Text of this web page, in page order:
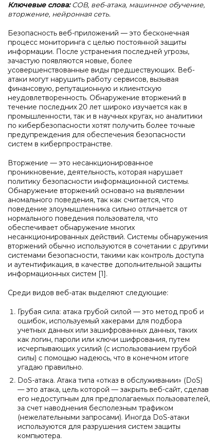
Ключевые слова:СОВ, веб-атака, машинное обучение,
вторжение, нейронная сеть.
Безопасность веб-приложений — это бесконечная
процесс мониторинга с целью постоянной защиты
информации. После устранения последней угрозы,
зачастую появляются новые, более
усовершенствованные виды предшествующих. Веб-
атаки могут нарушить работу сервисов, вызывая
финансовую, репутационную и клиентскую
неудовлетворенность. Обнаружение вторжений в
течение последних 20 лет широко изучается как в
промышленности, так и в научных кругах, но аналитики
по кибербезопасности хотят получить более точные
предупреждения для обеспечения безопасности
систем в киберпространстве.
Вторжение — это несанкционированное
проникновение, деятельность, которая нарушает
политику безопасности информационной системы.
Обнаружение вторжений основано на выявлении
аномального поведения, так как считается, что
поведение злоумышленника сильно отличается от
нормального поведения пользователя, что
обеспечивает обнаружение многих
несанкционированных действий. Системы обнаружения
вторжений обычно используются в сочетании с другими
системами безопасности, такими как контроль доступа
и аутентификация, в качестве дополнительной защиты
информационных систем [1].
Среди видов веб-атак выделяют следующие:
Грубая сила: атака грубой силой — это метод проб и
ошибок, используемый хакерами для подбора
учетных данных или зашифрованных данных, таких
как логин, пароли или ключи шифрования, путем
исчерпывающих усилий (с использованием грубой
силы) с помощью надеюсь, что в конечном итоге
угадаю правильно.
DoS-атака. Атака типа «отказ в обслуживании» (DoS)
— это атака, цель которой — закрыть веб-сайт, сделав
его недоступным для предполагаемых пользователей,
за счет наводнения бесполезным трафиком
(нежелательными запросами). Иногда DoS-атаки
используются для разрушения систем защиты
компьютера.